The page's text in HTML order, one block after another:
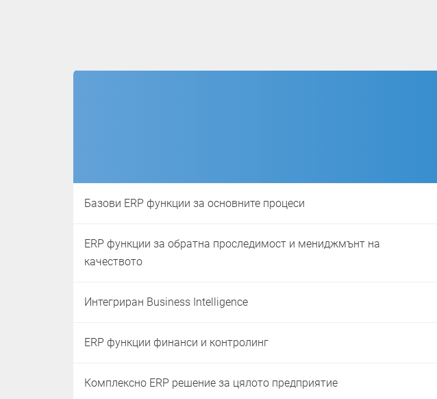
Базови ERP функции за основните процеси
ERP функции за обратна проследимост и мениджмънт на
качеството
Интегриран Business Intelligence
ERP функции финанси и контролинг
Комплексно ERP решение за цялото предприятие